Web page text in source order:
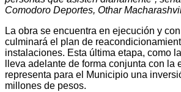
Comodoro Deportes, Othar
La obra se encuentra en ejecución y
culminará el plan de
instalaciones. Esta última etapa, como
lleva adelante de forma conjunta con la
representa para el Municipio una
millones de pesos.